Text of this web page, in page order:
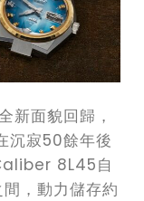
新面貌回歸，
沉寂50餘年後
8L45自
，動力儲存約